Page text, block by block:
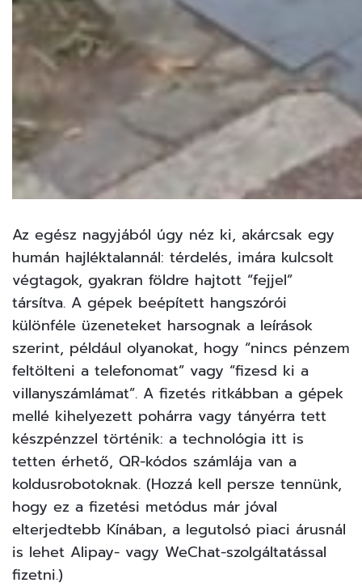
Az egész nagyjából úgy néz ki, akárcsak egy
humán hajléktalannál: térdelés, imára kulcsolt
végtagok, gyakran földre hajtott “fejjel”
társítva. A gépek beépített hangszórói
különféle üzeneteket harsognak a leírások
szerint, például olyanokat, hogy “nincs pénzem
feltölteni a telefonomat” vagy “fizesd ki a
villanyszámlámat”. A fizetés ritkábban a gépek
mellé kihelyezett pohárra vagy tányérra tett
készpénzzel történik: a technológia itt is
tetten érhető, QR-kódos számlája van a
koldusrobotoknak. (Hozzá kell persze tennünk,
hogy ez a fizetési metódus már jóval
elterjedtebb Kínában, a legutolsó piaci árusnál
is lehet Alipay- vagy WeChat-szolgáltatással
fizetni.)